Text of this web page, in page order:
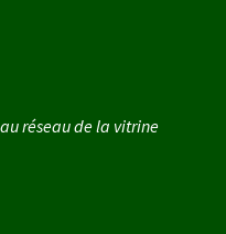
réseau de la vitrine